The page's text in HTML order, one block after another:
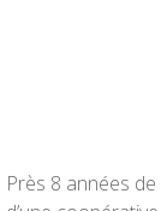
Près 8 années